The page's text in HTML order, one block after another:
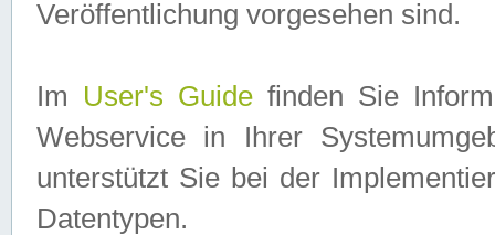
Veröffentlichung vorgesehen sind.
Im User's Guidefinden Sie
Webservice in Ihrer
unterstützt Sie bei der
Datentypen.